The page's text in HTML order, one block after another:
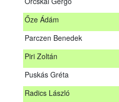
Őze Ádám
Parczen Benedek
Piri Zoltán
Puskás Gréta
Radics László
A továbbképzés vizsgával
Jelentkezés, lemondás
Jelentkezni a
elhelyezett űrlapon lehet. A
Nagy Tamás